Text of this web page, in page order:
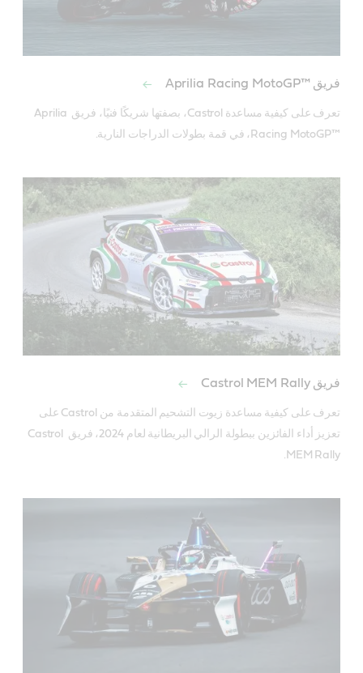
فريق Aprilia Racing MotoGP™‎
تعرف على كيفية مساعدة Castrol، بصفتها شريكًا فنيًا، فريق Aprilia
Racing MotoGP™‎، في قمة بطولات الدراجات النارية.
فريق Castrol MEM Rally
تعزيز أداء الفائزين ببطولة الرالي البريطانية لعام 2024، فريق Castrol
MEM Rally.